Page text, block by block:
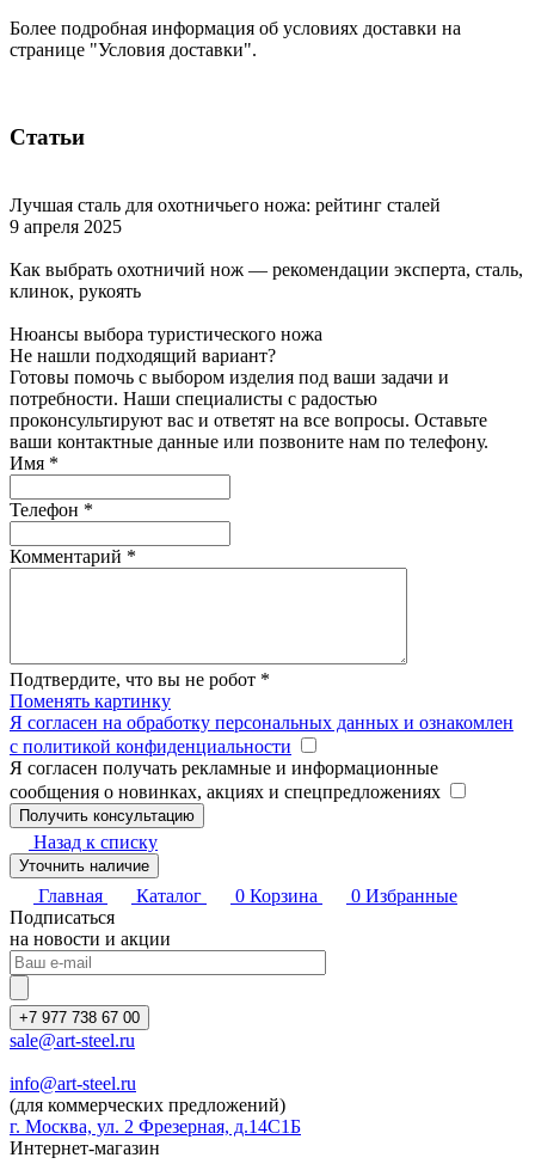
Более подробная информация об условиях доставки на
странице "Условия доставки".
Статьи
Лучшая сталь для охотничьего ножа: рейтинг сталей
9 апреля 2025
Как выбрать охотничий нож — рекомендации эксперта, сталь,
клинок, рукоять
Нюансы выбора туристического ножа
Не нашли подходящий вариант?
Готовы помочь с выбором изделия под ваши задачи и
потребности. Наши специалисты с радостью
проконсультируют вас и ответят на все вопросы. Оставьте
ваши контактные данные или позвоните нам по телефону.
Имя *
Телефон *
Комментарий *
Подтвердите, что вы не робот *
Поменять картинку
Я согласен на обработку персональных данных и ознакомлен
с политикой конфиденциальности
Я согласен получать рекламные и информационные
сообщения о новинках, акциях и спецпредложениях
Назад к списку
Уточнить наличие
Главная Каталог 0 Корзина 0 Избранные
Подписаться
на новости и акции
+7 977 738 67 00
sale@art-steel.ru
info@art-steel.ru
(для коммерческих предложений)
г. Москва, ул. 2 Фрезерная, д.14С1Б
Интернет-магазин